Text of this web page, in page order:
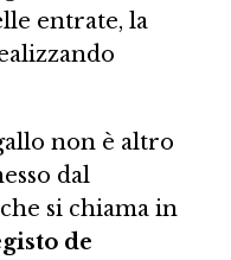
entrate, la
non è altro
dal
si chiama in
de